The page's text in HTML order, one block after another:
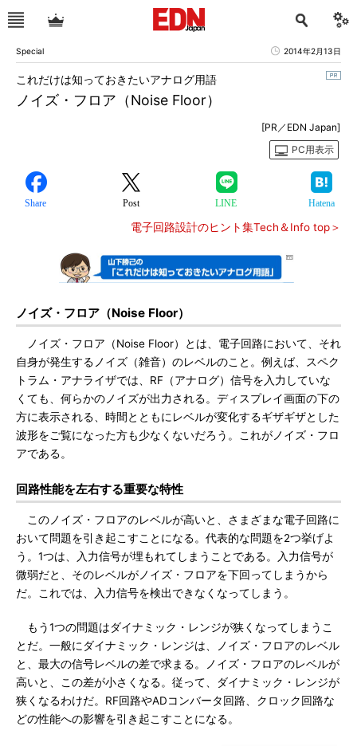
Special 2014年2月13日
ノイズ・フロア（Noise Floor）
これだけは知っておきたいアナログ用語
[PR／EDN Japan]
PC用表示
Share Post LINE Hatena
電子回路設計のヒント集Tech＆Info top＞
ノイズ・フロア（Noise Floor）
ノイズ・フロア（Noise Floor）とは、電子回路において、それ
自身が発生するノイズ（雑音）のレベルのこと。例えば、スペク
トラム・アナライザでは、RF（アナログ）信号を入力していな
くても、何らかのノイズが出力される。ディスプレイ画面の下の
方に表示される、時間とともにレベルが変化するギザギザとした
波形をご覧になった方も少なくないだろう。これがノイズ・フロ
アである。
回路性能を左右する重要な特性
このノイズ・フロアのレベルが高いと、さまざまな電子回路に
おいて問題を引き起こすことになる。代表的な問題を2つ挙げよ
う。1つは、入力信号が埋もれてしまうことである。入力信号が
微弱だと、そのレベルがノイズ・フロアを下回ってしまうから
だ。これでは、入力信号を検出できなくなってしまう。
もう1つの問題はダイナミック・レンジが狭くなってしまうこ
とだ。一般にダイナミック・レンジは、ノイズ・フロアのレベル
と、最大の信号レベルの差で求まる。ノイズ・フロアのレベルが
高いと、この差が小さくなる。従って、ダイナミック・レンジが
狭くなるわけだ。RF回路やADコンバータ回路、クロック回路な
どの性能への影響を引き起こすことになる。